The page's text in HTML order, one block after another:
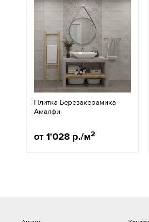
Плитка Березакерамика
Амалфи
от 1'028 р./м2